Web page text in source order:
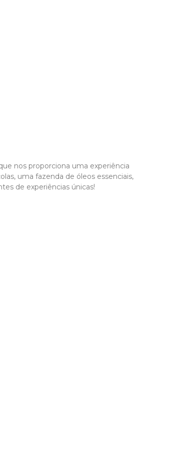
nos proporciona uma experiência
uma fazenda de óleos essenciais,
de experiências únicas!